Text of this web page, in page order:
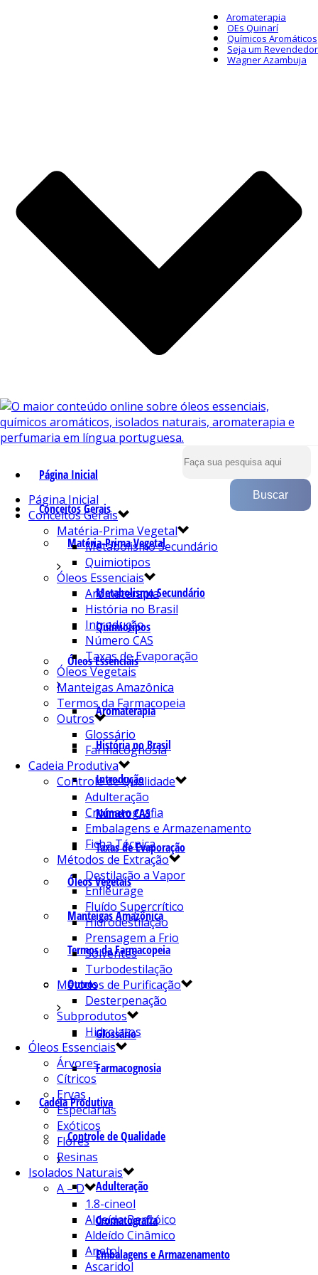
Aromaterapia
OEs Quinarí
Químicos Aromáticos
Seja um Revendedor
Wagner Azambuja
Página Inicial
Conceitos Gerais
Matéria-Prima Vegetal
Metabolismo Secundário
Quimiotipos
Óleos Essenciais
Aromaterapia
História no Brasil
Introdução
Número CAS
Taxas de Evaporação
Óleos Vegetais
Manteigas Amazônica
Termos da Farmacopeia
Outros
Glossário
Farmacognosia
Cadeia Produtiva
Controle de Qualidade
Adulteração
Cromatografia
Embalagens e Armazenamento
Página Inicial
Conceitos Gerais
Matéria-Prima Vegetal
Metabolismo Secundário
Quimiotipos
Óleos Essenciais
Aromaterapia
História no Brasil
Introdução
Número CAS
Taxas de Evaporação
Óleos Vegetais
Manteigas Amazônica
Termos da Farmacopeia
Outros
Glossário
Farmacognosia
Cadeia Produtiva
Controle de Qualidade
Adulteração
Cromatografia
Embalagens e Armazenamento
Ficha Técnica
Métodos de Extração
Destilação a Vapor
Enfleurage
Fluído Supercrítico
Hidrodestilação
Prensagem a Frio
Solventes
Turbodestilação
Métodos de Purificação
Desterpenação
Subprodutos
Hidrolatos
Óleos Essenciais
Árvores
Cítricos
Ervas
Especiarias
Exóticos
Flores
Resinas
Isolados Naturais
A – D
1.8-cineol
Aldeído Benzóico
Aldeído Cinâmico
Anetol
Ascaridol